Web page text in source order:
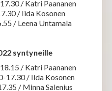
/ Katri Paananen
/ Iida Kosonen
/ Leena Untamala
syntyneille
/ Katri Paananen
17.30 / Iida Kosonen
/ Minna Salenius